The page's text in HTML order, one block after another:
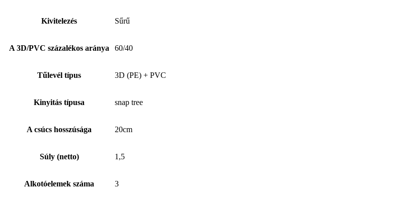
Kivitelezés Sűrű
A 3D/PVC százalékos aránya 60/40
Tűlevél típus 3D (PE) + PVC
Kinyitás típusa snap tree
A csúcs hosszúsága 20cm
Súly (netto) 1,5
Alkotóelemek száma 3